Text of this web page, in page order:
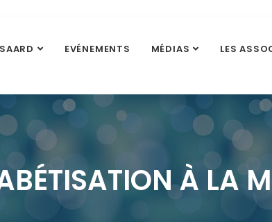
EVÉNEMENTS MÉDIAS LES
À LA